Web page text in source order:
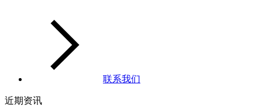
联系我们
近期资讯